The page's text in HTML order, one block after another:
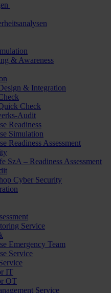
& Awareness
& Integration
Check
Audit
Readiness
Simulation
Readiness Assessment
SzA – Readiness Assessment
Cyber Security
Service
Emergency Team
Service
IT
OT
Service